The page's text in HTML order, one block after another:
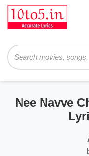
Nee Navve